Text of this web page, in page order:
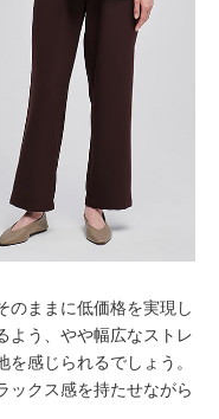
のままに低価格を実現し
よう、やや幅広なストレ
感じられるでしょう。
ックス感を持たせながら